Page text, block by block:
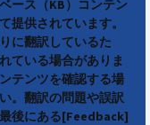
ース（KB）コンテン
提供されています。
に翻訳しているた
ている場合がありま
テンツを確認する場
。翻訳の問題や誤訳
後にある[Feedback]